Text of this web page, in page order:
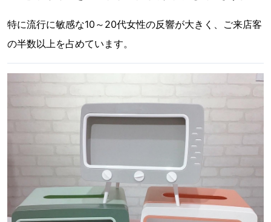
特に流行に敏感な10～20代女性の反響が大きく、ご来店客
の半数以上を占めています。